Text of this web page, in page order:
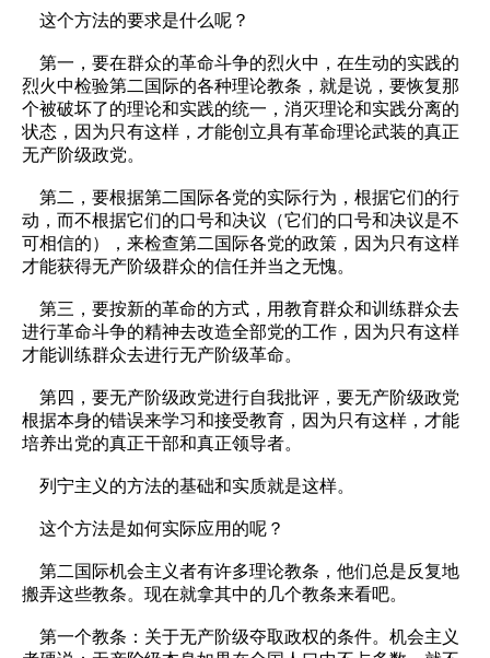
这个方法的要求是什么呢？
第一，要在群众的革命斗争的烈火中，在生动的实践的
烈火中检验第二国际的各种理论教条，就是说，要恢复那
个被破坏了的理论和实践的统一，消灭理论和实践分离的
状态，因为只有这样，才能创立具有革命理论武装的真正
无产阶级政党。
第二，要根据第二国际各党的实际行为，根据它们的行
动，而不根据它们的口号和决议（它们的口号和决议是不
可相信的），来检查第二国际各党的政策，因为只有这样
才能获得无产阶级群众的信任并当之无愧。
第三，要按新的革命的方式，用教育群众和训练群众去
进行革命斗争的精神去改造全部党的工作，因为只有这样
才能训练群众去进行无产阶级革命。
第四，要无产阶级政党进行自我批评，要无产阶级政党
根据本身的错误来学习和接受教育，因为只有这样，才能
培养出党的真正干部和真正领导者。
列宁主义的方法的基础和实质就是这样。
这个方法是如何实际应用的呢？
第二国际机会主义者有许多理论教条，他们总是反复地
搬弄这些教条。现在就拿其中的几个教条来看吧。
第一个教条：关于无产阶级夺取政权的条件。机会主义